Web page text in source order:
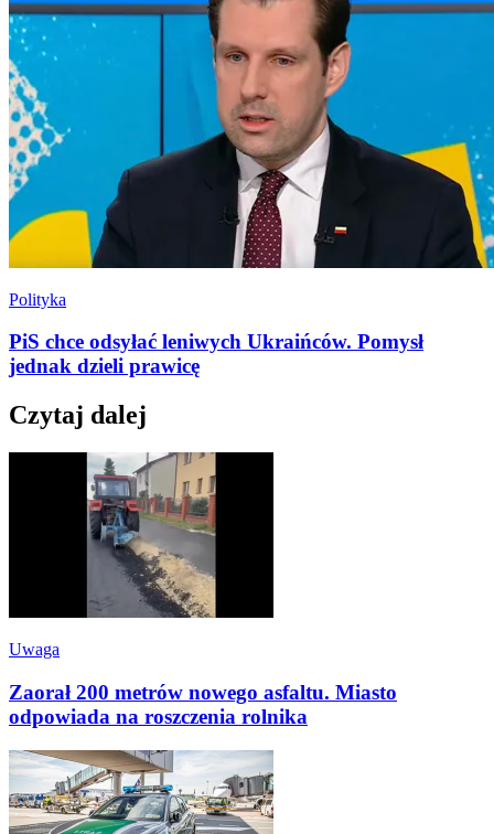
Polityka
PiS chce odsyłać leniwych Ukraińców. Pomysł
jednak dzieli prawicę
Czytaj dalej
Uwaga
Zaorał 200 metrów nowego asfaltu. Miasto
odpowiada na roszczenia rolnika